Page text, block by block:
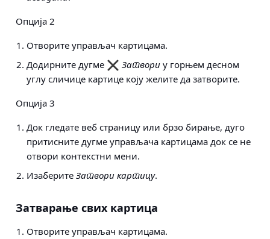
Опција 2
Отворите управљач картицама.
Додирните дугме
Затвори у горњем десном
углу сличице картице коју желите да затворите.
Опција 3
Док гледате веб страницу или брзо бирање, дуго
притисните дугме управљача картицама док се не
отвори контекстни мени.
Изаберите Затвори картицу.
Затварање свих картица
Отворите управљач картицама.